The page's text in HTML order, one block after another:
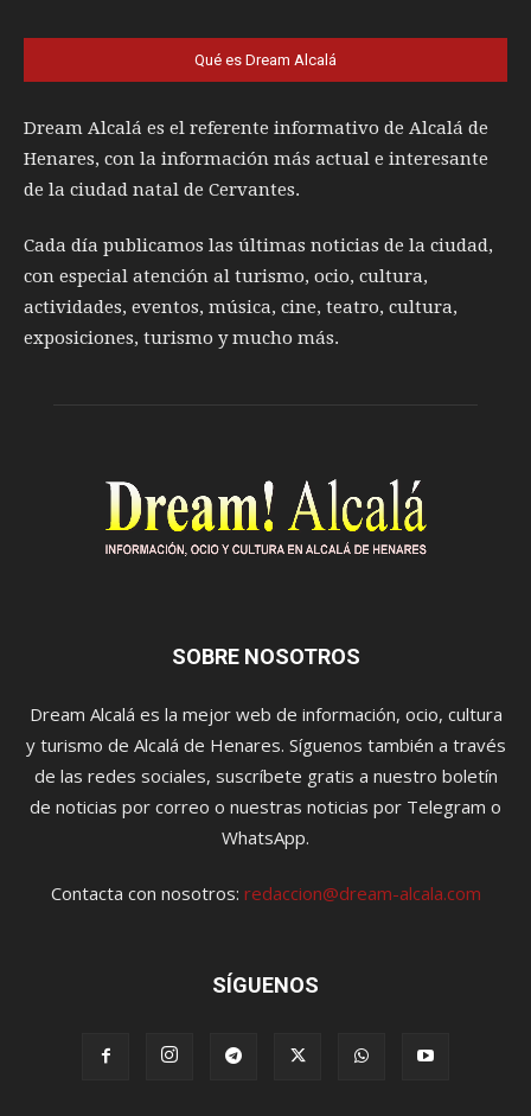
Qué es Dream Alcalá
Dream Alcalá es el referente informativo de Alcalá de
Henares, con la información más actual e interesante
de la ciudad natal de Cervantes.
Cada día publicamos las últimas noticias de la ciudad,
con especial atención al turismo, ocio, cultura,
actividades, eventos, música, cine, teatro, cultura,
exposiciones, turismo y mucho más.
SOBRE NOSOTROS
Dream Alcalá es la mejor web de información, ocio, cultura
y turismo de Alcalá de Henares. Síguenos también a través
de las redes sociales, suscríbete gratis a nuestro boletín
de noticias por correo o nuestras noticias por Telegram o
WhatsApp.
Contacta con nosotros: redaccion@dream-alcala.com
SÍGUENOS